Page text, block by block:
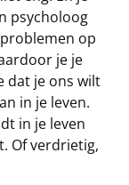
psycholoog
op
je je
dat je ons wilt
in je leven.
in je leven
Of verdrietig,